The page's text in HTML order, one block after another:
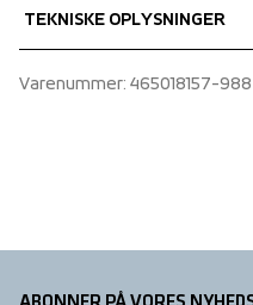
Antipilling
100% Recycled
Shell fabric 2
over 450 DKK.
TEKNISKE OPLYSNINGER
pockets with zippers,
Varenummer: 465018157-988